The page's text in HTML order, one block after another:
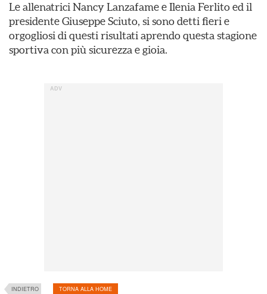
Le allenatrici Nancy Lanzafame e Ilenia Ferlito ed il
presidente Giuseppe Sciuto, si sono detti fieri e
orgogliosi di questi risultati aprendo questa stagione
sportiva con più sicurezza e gioia.
INDIETRO TORNA ALLA HOME